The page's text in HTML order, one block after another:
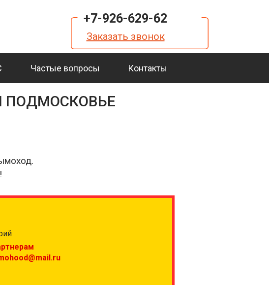
+7-926-629-62
Заказать звонок
Частые вопросы Контакты
ПОДМОСКОВЬЕ